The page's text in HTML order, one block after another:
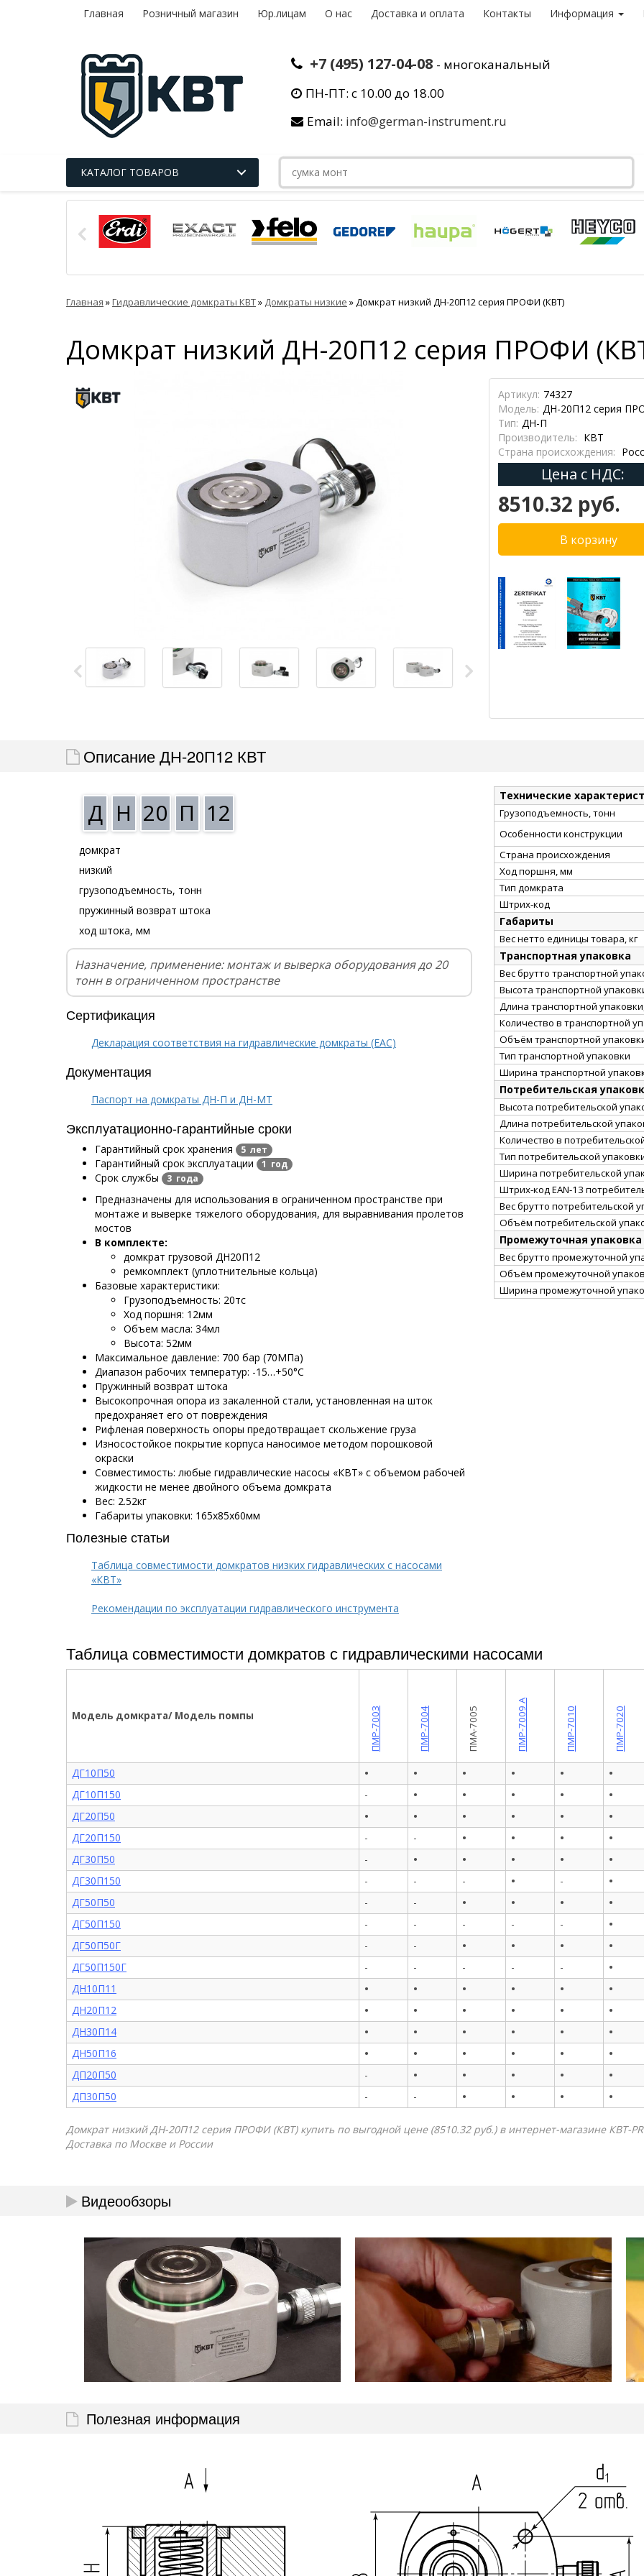
Главная Розничный магазин Юр.лицам О нас Доставка и оплата Контакты Информация
+7 (495) 127-04-08 - многоканальный
ПН-ПТ: с 10.00 до 18.00
Email: info@german-instrument.ru
КАТАЛОГ ТОВАРОВ
Главная »Гидравлические домкраты КВТ» Домкраты низкие » Домкрат низкий ДН-20П12 серия ПРОФИ (КВТ)
Домкрат низкий ДН-20П12 серия ПРОФИ
Артикул: 74327
Модель: ДН-20П12 серия
Тип: ДН-П
Производитель: КВТ
Страна происхождения:
Цена с НДС:
8510.32 руб.
Описание ДН-20П12 КВТ
Д Н 20 П 12
домкрат
низкий
грузоподъемность, тонн
пружинный возврат штока
ход штока, мм
Назначение, применение: монтаж и выверка оборудования до 20
тонн в ограниченном пространстве
Сертификация
Декларация соответствия на гидравлические домкраты (EAC)
Документация
Паспорт на домкраты ДН-П и ДН-МТ
Эксплуатационно-гарантийные сроки
Гарантийный срок хранения 5 лет
Гарантийный срок эксплуатации 1 год
Срок службы 3 года
Предназначены для использования в ограниченном пространстве при
монтаже и выверке тяжелого оборудования, для выравнивания пролетов
мостов
В комплекте:
домкрат грузовой ДН20П12
ремкомплект (уплотнительные кольца)
Базовые характеристики:
Грузоподъемность: 20тс
Ход поршня: 12мм
Объем масла: 34мл
Высота: 52мм
Максимальное давление: 700 бар (70МПа)
Диапазон рабочих температур: -15…+50°С
Пружинный возврат штока
Высокопрочная опора из закаленной стали, установленная на шток
предохраняет его от повреждения
Рифленая поверхность опоры предотвращает скольжение груза
Износостойкое покрытие корпуса наносимое методом порошковой
окраски
Совместимость: любые гидравлические насосы «КВТ» с объемом рабочей
жидкости не менее двойного объема домкрата
Вес: 2.52кг
Габариты упаковки: 165х85х60мм
Полезные статьи
Таблица совместимости домкратов низких гидравлических с насосами
«КВТ»
Рекомендации по эксплуатации гидравлического инструмента
Технические
Грузоподъемность, тонн
Особенности конструкции
Страна происхождения
Ход поршня, мм
Тип домкрата
Штрих-код
Габариты
Вес нетто единицы товара, кг
Транспортная упаковка
Вес брутто транспортной
Высота транспортной
Длина транспортной
Количество в транспортной
Объём транспортной
Тип транспортной упаковки
Ширина транспортной
Потребительская
Высота потребительской
Длина потребительской
Количество в
Тип потребительской
Ширина потребительской
Штрих-код EAN-13
Вес брутто потребительской
Объём потребительской
Промежуточная упаковка
Вес брутто промежуточной
Объём промежуточной
Ширина промежуточной
Таблица совместимости домкратов с гидравлическими насосами
Модель домкрата/ Модель помпы ПМР-7003 ПМР-7004 ПМА-7005 ПМР-7009 А ПМР-7010 ПМР-7020
ДГ10П50 • • • • • •
ДГ10П150 - • • • • •
ДГ20П50 • • • • • •
ДГ20П150 - - • • • •
ДГ30П50 - • • • • •
ДГ30П150 - - - • - •
ДГ50П50 - - • • • •
ДГ50П150 - - - - - •
ДГ50П50Г - - • • • •
ДГ50П150Г - - - - - •
ДН10П11 • • • • • •
ДН20П12 • • • • • •
ДН30П14 • • • • • •
ДН50П16 • • • • • •
ДП20П50 - • • • • •
ДП30П50 - - • • • •
Домкрат низкий ДН-20П12 серия ПРОФИ (КВТ) купить по выгодной цене (8510.32 руб.) в интернет-магазине КВТ-
Доставка по Москве и России
Видеообзоры
Полезная информация